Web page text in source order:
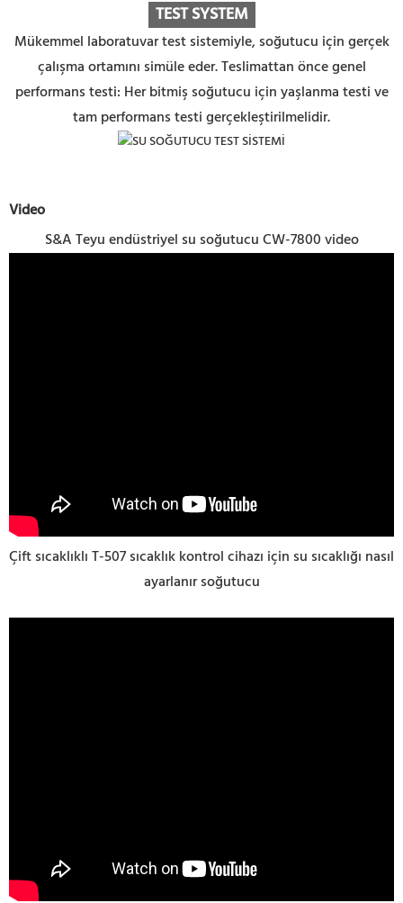
TEST SYSTEM
Mükemmel laboratuvar test sistemiyle, soğutucu için gerçek
çalışma ortamını simüle eder. Teslimattan önce genel
performans testi: Her bitmiş soğutucu için yaşlanma testi ve
tam performans testi gerçekleştirilmelidir.
Video
S&A Teyu endüstriyel su soğutucu CW-7800 video
Çift sıcaklıklı T-507 sıcaklık kontrol cihazı için su sıcaklığı nasıl
ayarlanır soğutucu